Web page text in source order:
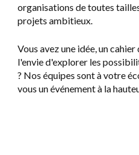
organisations de toutes
projets ambitieux.
Vous avez une idée, un
l'envie d'explorer les
? Nos équipes sont à votre
vous un événement à la